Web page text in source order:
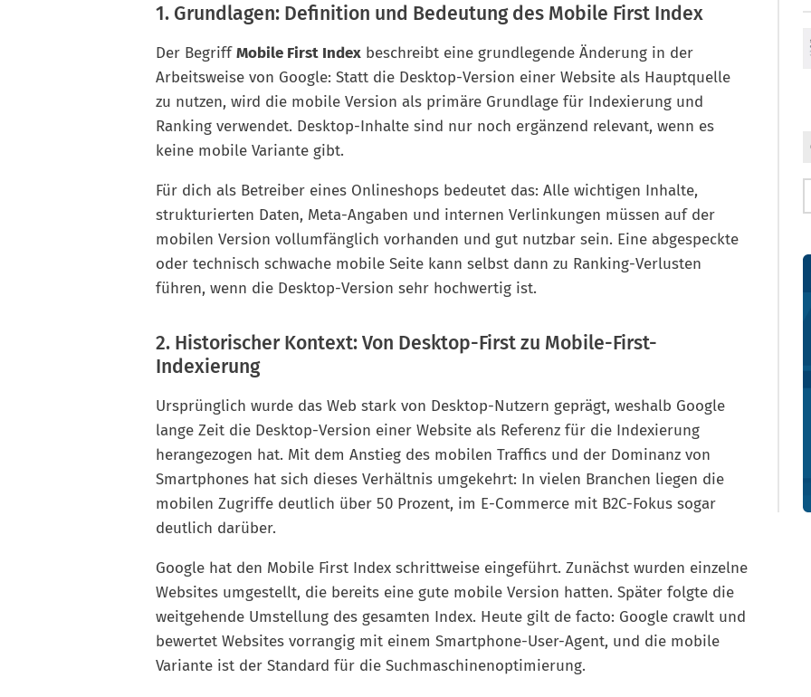
1. Grundlagen: Definition und Bedeutung des Mobile First Index
Der BegriffMobile First Index beschreibt eine grundlegende Änderung in der
Arbeitsweise von Google: Statt die Desktop-Version einer Website als Hauptquelle
zu nutzen, wird die mobile Version als primäre Grundlage für Indexierung und
Ranking verwendet. Desktop-Inhalte sind nur noch ergänzend relevant, wenn es
keine mobile Variante gibt.
Für dich als Betreiber eines Onlineshops bedeutet das: Alle wichtigen Inhalte,
strukturierten Daten, Meta-Angaben und internen Verlinkungen müssen auf der
mobilen Version vollumfänglich vorhanden und gut nutzbar sein. Eine abgespeckte
oder technisch schwache mobile Seite kann selbst dann zu Ranking-Verlusten
führen, wenn die Desktop-Version sehr hochwertig ist.
2. Historischer Kontext: Von Desktop-First zu Mobile-First-
Indexierung
Ursprünglich wurde das Web stark von Desktop-Nutzern geprägt, weshalb Google
lange Zeit die Desktop-Version einer Website als Referenz für die Indexierung
herangezogen hat. Mit dem Anstieg des mobilen Traffics und der Dominanz von
Smartphones hat sich dieses Verhältnis umgekehrt: In vielen Branchen liegen die
mobilen Zugriffe deutlich über 50 Prozent, im E-Commerce mit B2C-Fokus sogar
deutlich darüber.
Google hat den Mobile First Index schrittweise eingeführt. Zunächst wurden einzelne
Websites umgestellt, die bereits eine gute mobile Version hatten. Später folgte die
weitgehende Umstellung des gesamten Index. Heute gilt de facto: Google crawlt und
bewertet Websites vorrangig mit einem Smartphone-User-Agent, und die mobile
Variante ist der Standard für die Suchmaschinenoptimierung.